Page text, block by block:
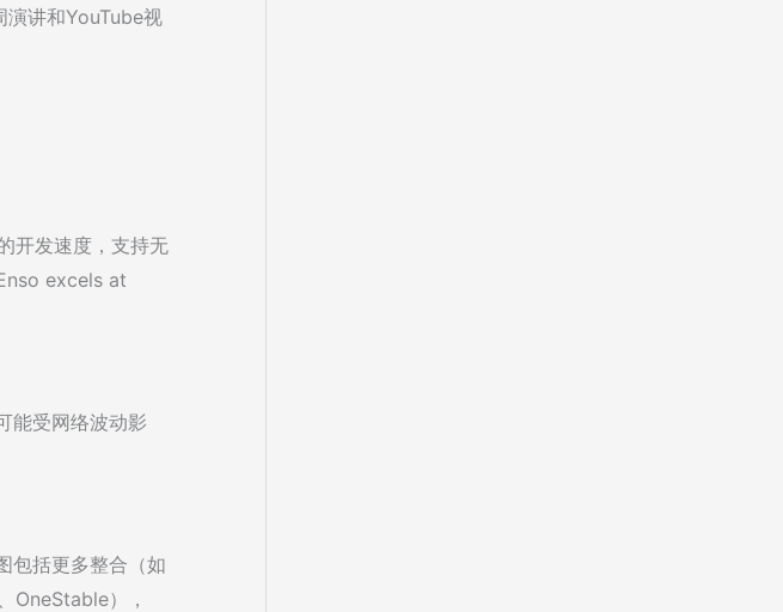
演讲和YouTube视
开发速度，支持无
excels at
能受网络波动影
包括更多整合（如
OneStable），